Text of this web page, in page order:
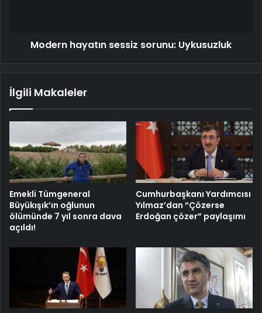
Modern hayatın sessiz sorunu: Uykusuzluk
İlgili Makaleler
Emekli Tümgeneral
Büyükışık’ın oğlunun
ölümünde 7 yıl sonra dava
açıldı!
Cumhurbaşkanı Yardımcısı
Yılmaz’dan “Çözerse
Erdoğan çözer” paylaşımı